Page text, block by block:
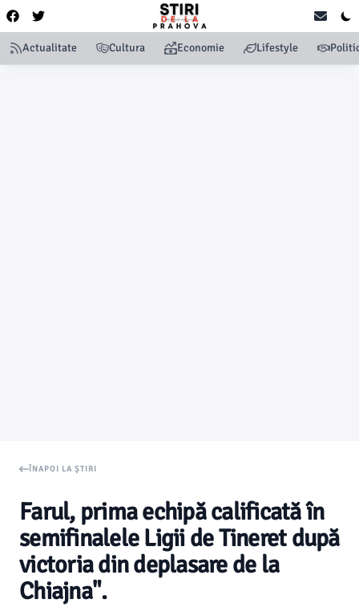
Actualitate Cultura Economie Lifestyle
ÎNAPOI LA ȘTIRI
Farul, prima echipă calificată în
semifinalele Ligii de Tineret după
victoria din deplasare de la
Chiajna".